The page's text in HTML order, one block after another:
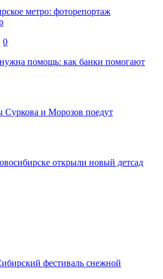
метро: фоторепортаж
0
помощь: как банки помогают
Суркова и Морозов поедут
открыли новый детсад
фестиваль снежной